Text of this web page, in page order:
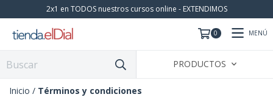
2x1 en TODOS nuestros cursos online - EXTENDIMOS
0 MENÚ
PRODUCTOS
Inicio / Términos y condiciones